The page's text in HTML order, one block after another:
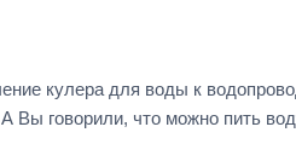
кулера для воды к
А Вы говорили, что можно пить